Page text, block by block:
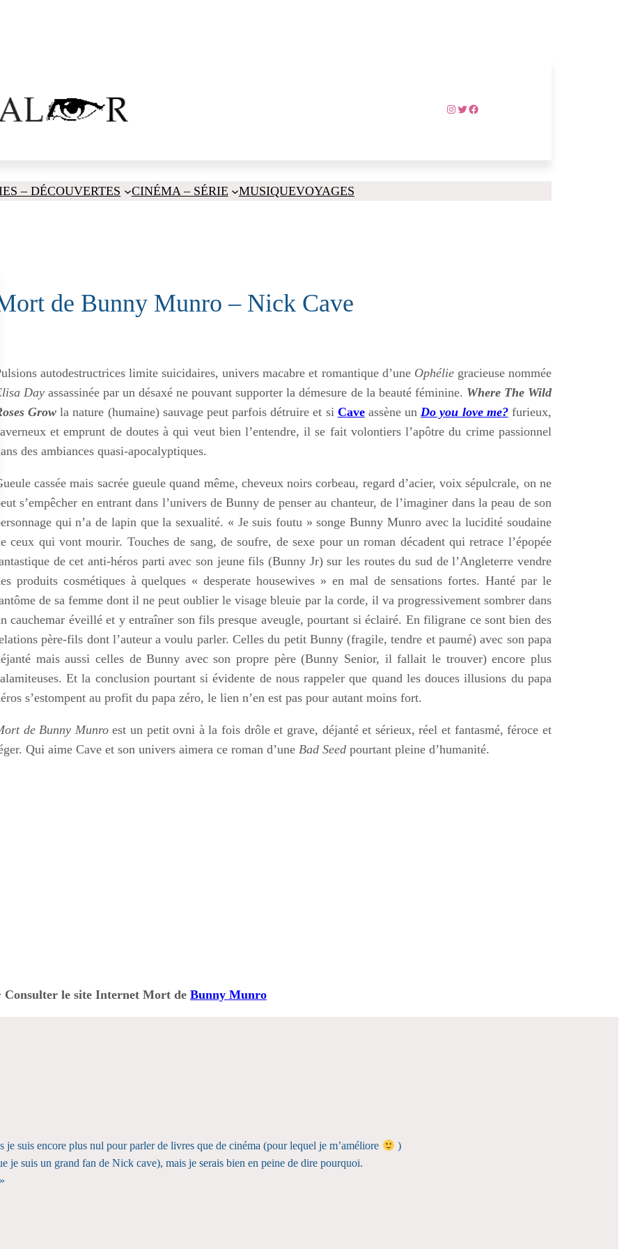
Instagram
TwitterFacebook
– DÉCOUVERTES CINÉMA – SÉRIE MUSIQUEVOYAGES
de Bunny Munro – Nick Cave
autodestructrices limite suicidaires, univers macabre et romantique d’une Ophélie gracieuse nommée
Day assassinée par un désaxé ne pouvant supporter la démesure de la beauté féminine. Where The Wild
Grow la nature (humaine) sauvage peut parfois détruire et si Caveassène un Do you love me? furieux,
et emprunt de doutes à qui veut bien l’entendre, il se fait volontiers l’apôtre du crime passionnel
des ambiances quasi-apocalyptiques.
cassée mais sacrée gueule quand même, cheveux noirs corbeau, regard d’acier, voix sépulcrale, on ne
s’empêcher en entrant dans l’univers de Bunny de penser au chanteur, de l’imaginer dans la peau de son
qui n’a de lapin que la sexualité. « Je suis foutu » songe Bunny Munro avec la lucidité soudaine
ceux qui vont mourir. Touches de sang, de soufre, de sexe pour un roman décadent qui retrace l’épopée
de cet anti-héros parti avec son jeune fils (Bunny Jr) sur les routes du sud de l’Angleterre vendre
produits cosmétiques à quelques « desperate housewives » en mal de sensations fortes. Hanté par le
de sa femme dont il ne peut oublier le visage bleuie par la corde, il va progressivement sombrer dans
cauchemar éveillé et y entraîner son fils presque aveugle, pourtant si éclairé. En filigrane ce sont bien des
père-fils dont l’auteur a voulu parler. Celles du petit Bunny (fragile, tendre et paumé) avec son papa
mais aussi celles de Bunny avec son propre père (Bunny Senior, il fallait le trouver) encore plus
Et la conclusion pourtant si évidente de nous rappeler que quand les douces illusions du papa
s’estompent au profit du papa zéro, le lien n’en est pas pour autant moins fort.
de Bunny Munroest un petit ovni à la fois drôle et grave, déjanté et sérieux, réel et fantasmé, féroce et
Qui aime Cave et son univers aimera ce roman d’une Bad Seedpourtant pleine d’humanité.
Consulter le site Internet Mort de Bunny Munro
je suis encore plus nul pour parler de livres que de cinéma (pour lequel je m’améliore
)
je suis un grand fan de Nick cave), mais je serais bien en peine de dire pourquoi.